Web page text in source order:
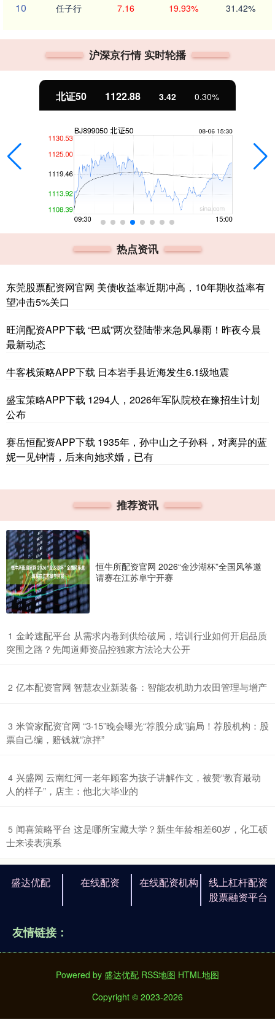
10 任子行 7.16 19.93% 31.42%
沪深京行情 实时轮播
创业板指 3515.56 -19.58 -0.55%
热点资讯
东莞股票配资网官网 美债收益率近期冲高，10年期收益率有
望冲击5%关口
旺润配资APP下载 “巴威”两次登陆带来急风暴雨！昨夜今晨
最新动态
牛客栈策略APP下载 日本岩手县近海发生6.1级地震
盛宝策略APP下载 1294人，2026年军队院校在豫招生计划
公布
赛岳恒配资APP下载 1935年，孙中山之子孙科，对离异的蓝
妮一见钟情，后来向她求婚，已有
推荐资讯
恒牛所配资官网 2026“金沙湖杯”全国风筝邀
请赛在江苏阜宁开赛
1 ​金岭速配平台 从需求内卷到供给破局，培训行业如何开启品质
突围之路？先闻道师资品控独家方法论大公开
2 ​亿本配资官网 智慧农业新装备：智能农机助力农田管理与增产
3 ​米管家配资官网 “3·15”晚会曝光“荐股分成”骗局！荐股机构：股
票自己编，赔钱就“凉拌”
4 ​兴盛网 云南红河一老年顾客为孩子讲解作文，被赞“教育最动
人的样子”，店主：他北大毕业的
5 ​闻喜策略平台 这是哪所宝藏大学？新生年龄相差60岁，化工硕
士来读表演系
盛达优配 在线配资 在线配资机构
线上杠杆配资
股票融资平台
友情链接：
Powered by 盛达优配 RSS地图 HTML地图
Copyright © 2023-2026